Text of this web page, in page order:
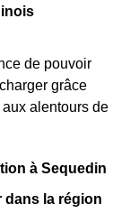
de pouvoir
grâce
alentours de
à Sequedin
dans la région